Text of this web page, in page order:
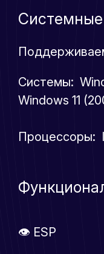
Системные
Системы:
Windows 11
Процессоры:
👁 ESP